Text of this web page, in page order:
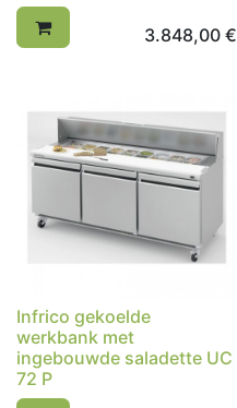
3.848,00€
Infrico gekoelde
werkbank met
ingebouwde saladette UC
72 P